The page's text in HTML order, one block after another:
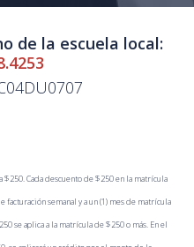
de la escuela local:
Cada descuento de $250 en la matrícula
facturación semanal y a un (1) mes de matrícula
se aplica a la matrícula de $250 o más. En el